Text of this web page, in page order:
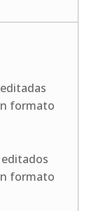
formato
formato